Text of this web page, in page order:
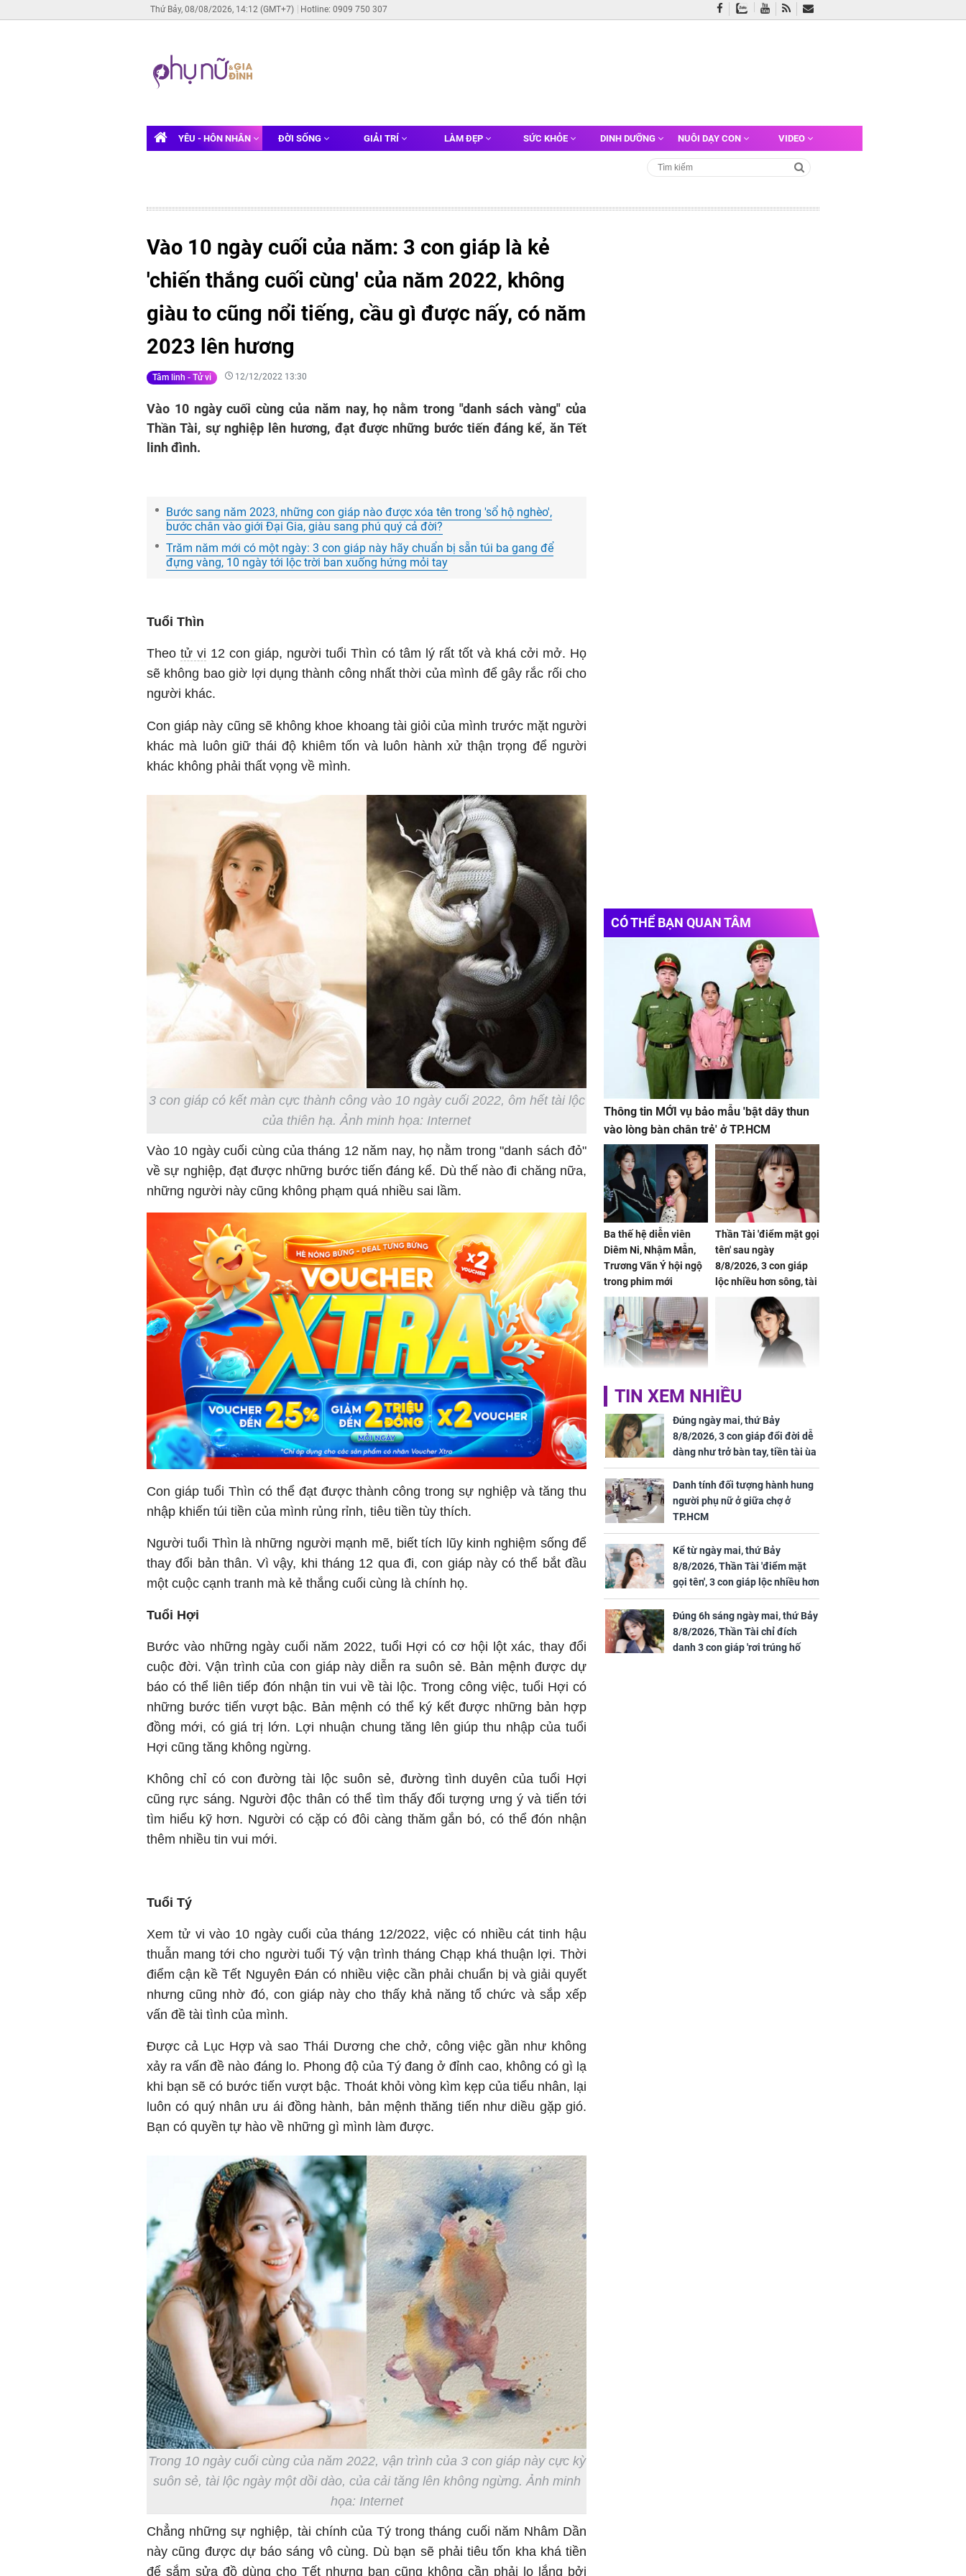
Thứ Bảy, 08/08/2026, 14:12 (GMT+7) Hotline: 0909 750 307
YÊU - HÔN NHÂN ĐỜI SỐNG GIẢI TRÍ LÀM ĐẸP SỨC KHỎE DINH DƯỠNG NUÔI DẠY CON VIDEO
Vào 10 ngày cuối của năm: 3 con giáp là kẻ
'chiến thắng cuối cùng' của năm 2022, không
giàu to cũng nổi tiếng, cầu gì được nấy, có năm
2023 lên hương
Tâm linh - Tử vi 12/12/2022 13:30
Vào 10 ngày cuối cùng của năm nay, họ nằm trong "danh sách vàng" của
Thần Tài, sự nghiệp lên hương, đạt được những bước tiến đáng kể, ăn Tết
linh đình.
Bước sang năm 2023, những con giáp nào được xóa tên trong 'sổ hộ nghèo',
bước chân vào giới Đại Gia, giàu sang phú quý cả đời?
Trăm năm mới có một ngày: 3 con giáp này hãy chuẩn bị sẵn túi ba gang để
đựng vàng, 10 ngày tới lộc trời ban xuống hứng mỏi tay
Tuổi Thìn
Theotử vi 12 con giáp, người tuổi Thìn có tâm lý rất tốt và khá cởi mở. Họ
sẽ không bao giờ lợi dụng thành công nhất thời của mình để gây rắc rối cho
người khác.
Con giáp này cũng sẽ không khoe khoang tài giỏi của mình trước mặt người
khác mà luôn giữ thái độ khiêm tốn và luôn hành xử thận trọng để người
khác không phải thất vọng về mình.
3 con giáp có kết màn cực thành công vào 10 ngày cuối 2022, ôm hết tài lộc
của thiên hạ. Ảnh minh họa: Internet
Vào 10 ngày cuối cùng của tháng 12 năm nay, họ nằm trong "danh sách đỏ"
về sự nghiệp, đạt được những bước tiến đáng kể. Dù thế nào đi chăng nữa,
những người này cũng không phạm quá nhiều sai lầm.
Con giáp tuổi Thìn có thể đạt được thành công trong sự nghiệp và tăng thu
nhập khiến túi tiền của mình rủng rỉnh, tiêu tiền tùy thích.
Người tuổi Thìn là những người mạnh mẽ, biết tích lũy kinh nghiệm sống để
thay đổi bản thân. Vì vậy, khi tháng 12 qua đi, con giáp này có thể bắt đầu
một cuộc cạnh tranh mà kẻ thắng cuối cùng là chính họ.
Tuổi Hợi
Bước vào những ngày cuối năm 2022, tuổi Hợi có cơ hội lột xác, thay đổi
cuộc đời. Vận trình của con giáp này diễn ra suôn sẻ. Bản mệnh được dự
báo có thể liên tiếp đón nhận tin vui về tài lộc. Trong công việc, tuổi Hợi có
những bước tiến vượt bậc. Bản mệnh có thể ký kết được những bản hợp
đồng mới, có giá trị lớn. Lợi nhuận chung tăng lên giúp thu nhập của tuổi
Hợi cũng tăng không ngừng.
Không chỉ có con đường tài lộc suôn sẻ, đường tình duyên của tuổi Hợi
cũng rực sáng. Người độc thân có thể tìm thấy đối tượng ưng ý và tiến tới
tìm hiểu kỹ hơn. Người có cặp có đôi càng thăm gắn bó, có thể đón nhận
thêm nhiều tin vui mới.
Tuổi Tý
Xem tử vi vào 10 ngày cuối của tháng 12/2022, việc có nhiều cát tinh hậu
thuẫn mang tới cho người tuổi Tý vận trình tháng Chạp khá thuận lợi. Thời
điểm cận kề Tết Nguyên Đán có nhiều việc cần phải chuẩn bị và giải quyết
nhưng cũng nhờ đó, con giáp này cho thấy khả năng tổ chức và sắp xếp
vấn đề tài tình của mình.
Được cả Lục Hợp và sao Thái Dương che chở, công việc gần như không
xảy ra vấn đề nào đáng lo. Phong độ của Tý đang ở đỉnh cao, không có gì lạ
khi bạn sẽ có bước tiến vượt bậc. Thoát khỏi vòng kìm kẹp của tiểu nhân, lại
luôn có quý nhân ưu ái đồng hành, bản mệnh thăng tiến như diều gặp gió.
Bạn có quyền tự hào về những gì mình làm được.
Trong 10 ngày cuối cùng của năm 2022, vận trình của 3 con giáp này cực kỳ
suôn sẻ, tài lộc ngày một dồi dào, của cải tăng lên không ngừng. Ảnh minh
họa: Internet
Chẳng những sự nghiệp, tài chính của Tý trong tháng cuối năm Nhâm Dần
này cũng được dự báo sáng vô cùng. Dù bạn sẽ phải tiêu tốn kha khá tiền
để sắm sửa đồ dùng cho Tết nhưng bạn cũng không cần phải lo lắng bởi
CÓ THỂ BẠN QUAN TÂM
Thông tin MỚI vụ bảo mẫu 'bật dây thun
vào lòng bàn chân trẻ' ở TP.HCM
Ba thế hệ diễn viên
Diêm Ni, Nhậm Mẫn,
Trương Vãn Ý hội ngộ
trong phim mới
Thần Tài 'điểm mặt gọi
tên' sau ngày
8/8/2026, 3 con giáp
lộc nhiều hơn sông, tài
vận sáng như trăng
Rằm, chính thức hết
HH Mai Phương Thúy:
Mua đồ hiệu theo "lô",
tặng em gái biệt thự
120 tỷ trong "nốt nhạc"
Triệu Lệ Dĩnh liên tiếp
được Kim Ưng ưu ái,
đãi ngộ đặc biệt gây
chú ý
Danh tính đối tượng
nữ ở giữa chợ ở
TP.HCM
TIN XEM NHIỀU
Đúng ngày mai, thứ Bảy
8/8/2026, 3 con giáp đổi đời dễ
dàng như trở bàn tay, tiền tài ùa
tới, ngồi không lộc cũng đến,
phú quý theo tới già
Danh tính đối tượng hành hung
người phụ nữ ở giữa chợ ở
TP.HCM
Kể từ ngày mai, thứ Bảy
8/8/2026, Thần Tài 'điểm mặt
gọi tên', 3 con giáp lộc nhiều hơn
sông, tài vận sáng như trăng
Rằm, chính thức hết khổ
Đúng 6h sáng ngày mai, thứ Bảy
8/8/2026, Thần Tài chỉ đích
danh 3 con giáp 'rơi trúng hố